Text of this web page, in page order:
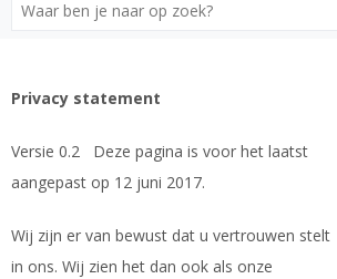
Privacy statement
Versie 0.2 Deze pagina is voor het laatst
aangepast op 12 juni 2017.
Wij zijn er van bewust dat u vertrouwen stelt
in ons. Wij zien het dan ook als onze